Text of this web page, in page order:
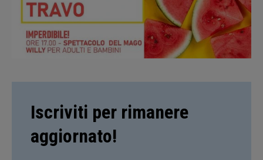
Iscriviti per rimanere
aggiornato!